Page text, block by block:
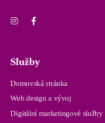
Služby
Domovská stránka
Web design a vývoj
Digitální marketingové služby